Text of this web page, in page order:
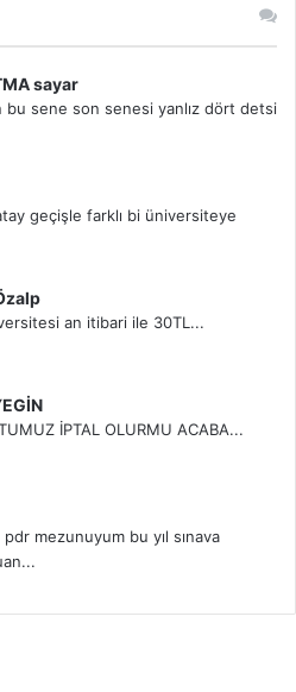
sayar
bu sene son senesi yanlız dört detsi
geçişle farklı bi üniversiteye
an itibari ile 30TL...
İPTAL OLURMU ACABA...
mezunuyum bu yıl sınava